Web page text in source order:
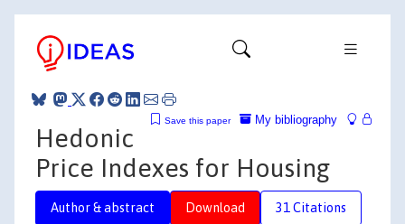
My bibliography
Save this paper
Hedonic
Price Indexes for Housing
Author & abstract Download 31 Citations